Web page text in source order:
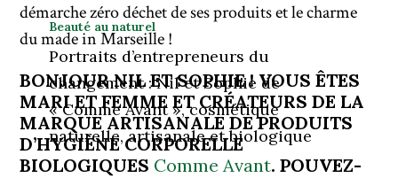
Beauté au naturel
Portraits d’entrepreneurs du
changement : Nil et Sophie de
« Comme Avant », cosmétique
naturelle, artisanale et biologique
démarche zéro déchet de ses produits et le charme
du made in Marseille !
BONJOUR NIL ET SOPHIE ! VOUS ÊTES
MARI ET FEMME ET CRÉATEURS DE LA
MARQUE ARTISANALE DE PRODUITS
D’HYGIÈNE CORPORELLE
BIOLOGIQUES Comme Avant. POUVEZ-